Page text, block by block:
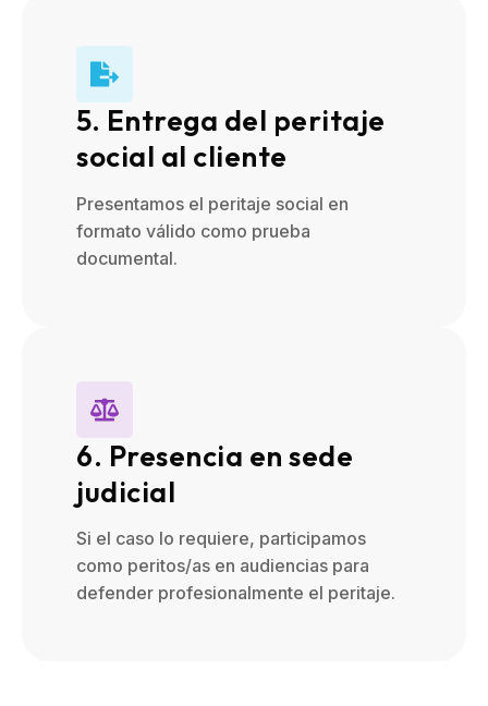
5. Entrega del peritaje
social al cliente
Presentamos el peritaje social en
formato válido como prueba
documental.
6. Presencia en sede
judicial
Si el caso lo requiere, participamos
como peritos/as en audiencias para
defender profesionalmente el peritaje.